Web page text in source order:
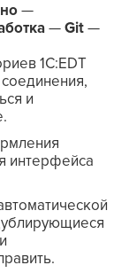
—
—Git—
1C:EDT
и
интерфейса